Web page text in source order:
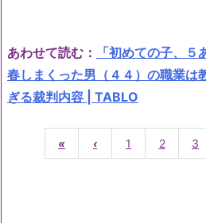
あわせて読む：
「初めての子、
春しまくった男（４４）の職業
ぎる裁判内容 | TABLO
« ‹ 1 2 3